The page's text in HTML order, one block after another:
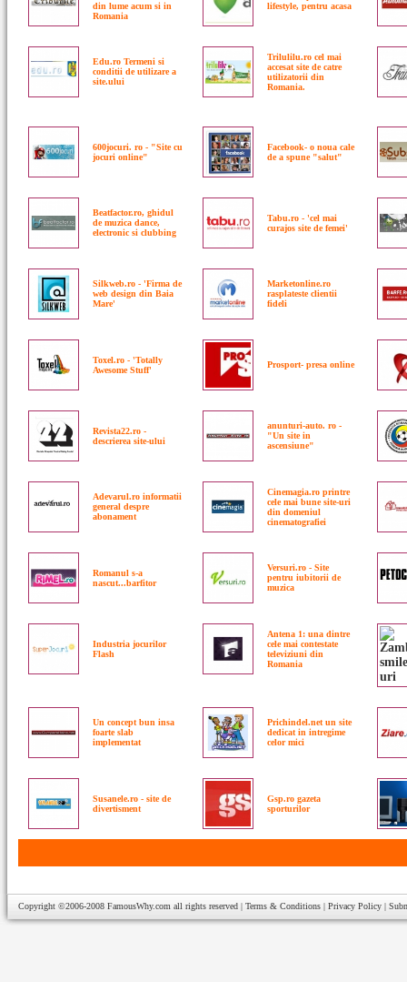
din lume acum si in
Romania
lifestyle, pentru acasa
Edu.ro Termeni si
conditii de utilizare a
site.ului
Trilulilu.ro cel mai
accesat site de catre
utilizatorii din
Romania.
600jocuri. ro - "Site cu
jocuri online"
Facebook- o noua cale
de a spune "salut"
Beatfactor.ro, ghidul
de muzica dance,
electronic si clubbing
Tabu.ro - 'cel mai
curajos site de femei'
Silkweb.ro - 'Firma de
web design din Baia
Mare'
Marketonline.ro
rasplateste clientii
fideli
Toxel.ro - 'Totally
Awesome Stuff'
Prosport- presa online
Revista22.ro -
descrierea site-ului
anunturi-auto. ro -
"Un site in
ascensiune"
Adevarul.ro informatii
general despre
abonament
Cinemagia.ro printre
cele mai bune site-uri
din domeniul
cinematografiei
Romanul s-a
nascut...barfitor
Versuri.ro - Site
pentru iubitorii de
muzica
Industria jocurilor
Flash
Antena 1: una dintre
cele mai contestate
televiziuni din
Romania
Un concept bun insa
foarte slab
implementat
Prichindel.net un site
dedicat in intregime
celor mici
Susanele.ro - site de
divertisment
Gsp.ro gazeta
sporturilor
Copyright ©2006-2008 FamousWhy.com all rights reserved | Terms & Conditions | Privacy Policy |